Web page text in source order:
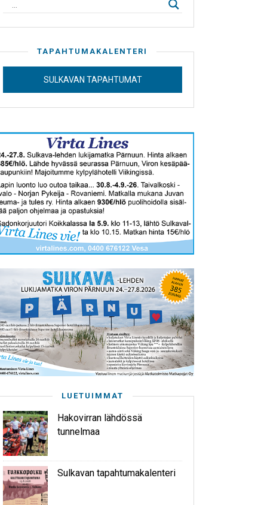
TAPAHTUMAKALENTERI
SULKAVAN TAPAHTUMAT
LUETUIMMAT
Hakovirran lähdössä
tunnelmaa
Sulkavan tapahtumakalenteri